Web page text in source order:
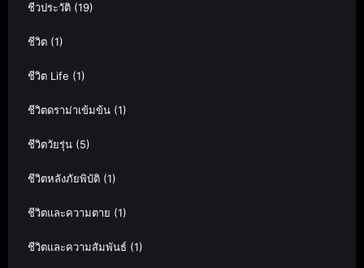
ชีวประวัติ (19)
ชีวิต (1)
ชีวิต Life (1)
ชีวิตดราม่าเข้มข้น (1)
ชีวิตวัยรุ่น (5)
ชีวิตหลังภัยพิบัติ (1)
ชีวิตและความตาย (1)
ชีวิตและความสัมพันธ์ (1)